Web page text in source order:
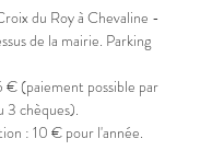
du Roy à Chevaline -
de la mairie. Parking
€ (paiement possible par
3 chèques).
: 10 € pour l'année.